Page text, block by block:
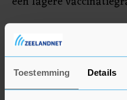
Toestemming Details
De
voldoende personeel,
na berichtgeving
hebben de GGD'en